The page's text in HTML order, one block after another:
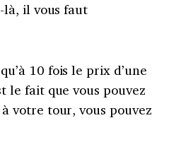
là, il vous faut
10 fois le prix d’une
le fait que vous pouvez
votre tour, vous pouvez